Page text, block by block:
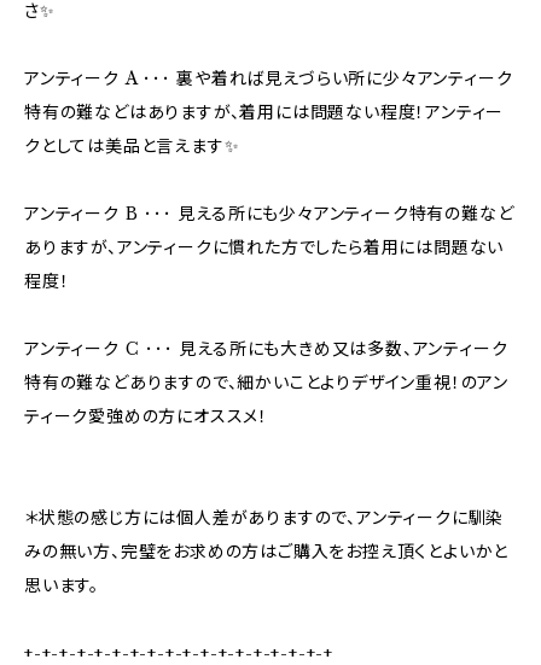
さ✨
アンティーク A ･･･ 裏や着れば見えづらい所に少々アンティーク
特有の難などはありますが、着用には問題ない程度！アンティー
クとしては美品と言えます✨
アンティーク B ･･･ 見える所にも少々アンティーク特有の難など
ありますが、アンティークに慣れた方でしたら着用には問題ない
程度！
アンティーク C ･･･ 見える所にも大きめ又は多数、アンティーク
特有の難などありますので、細かいことよりデザイン重視！のアン
ティーク愛強めの方にオススメ！
＊状態の感じ方には個人差がありますので、アンティークに馴染
みの無い方、完璧をお求めの方はご購入をお控え頂くとよいかと
思います。
+-+-+-+-+-+-+-+-+-+-+-+-+-+-+-+-+-+